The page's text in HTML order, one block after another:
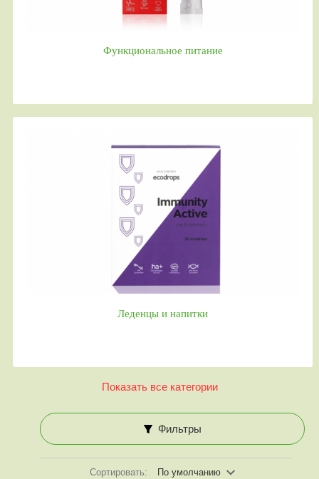
Функциональное питание
Леденцы и напитки
Показать все категории
Фильтры
Сортировать:
По умолчанию